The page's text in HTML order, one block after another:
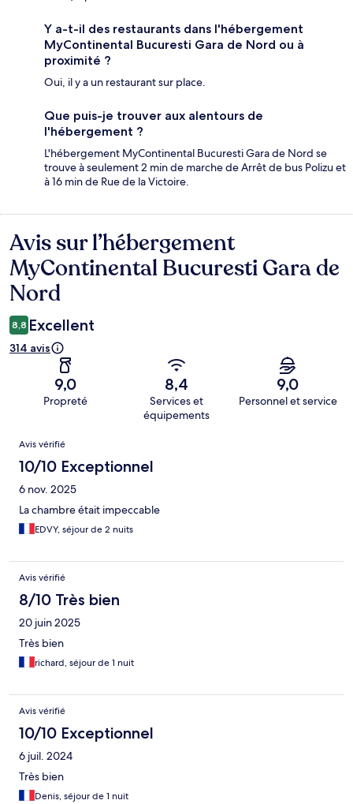
Y a-t-il des restaurants dans l'hébergement
MyContinental Bucuresti Gara de Nord ou à
proximité ?
Oui, il y a un restaurant sur place.
Que puis-je trouver aux alentours de
l'hébergement ?
L'hébergement MyContinental Bucuresti Gara de Nord se
trouve à seulement 2 min de marche de Arrêt de bus Polizu et
à 16 min de Rue de la Victoire.
Avis
Avis sur l’hébergement
MyContinental Bucuresti Gara de
Nord
8,8 Excellent
314 avis
9,0
Propreté
8,4
Services et
équipements
9,0
Personnel et service
Avis
Avis vérifié
10/10 Exceptionnel
6 nov. 2025
La chambre était impeccable
EDVY, séjour de 2 nuits
Avis vérifié
8/10 Très bien
20 juin 2025
Très bien
richard, séjour de 1 nuit
Avis vérifié
10/10 Exceptionnel
6 juil. 2024
Très bien
Denis, séjour de 1 nuit